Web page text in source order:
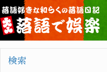
検索